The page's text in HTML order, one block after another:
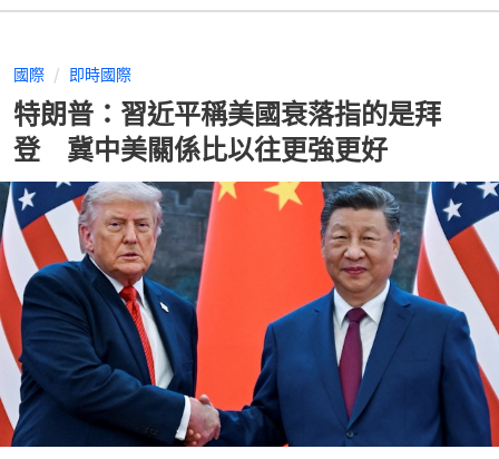
國際 即時國際
特朗普：習近平稱美國衰落指的是拜
登 冀中美關係比以往更強更好